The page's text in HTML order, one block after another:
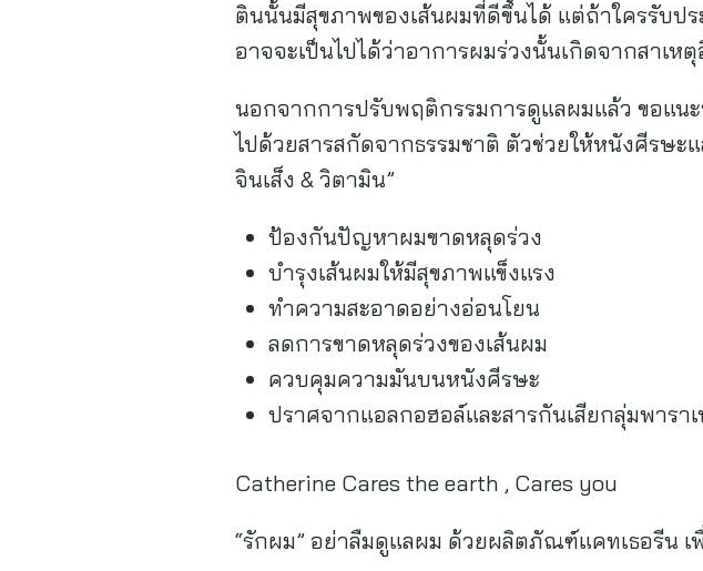
ตินนั้นมีสุขภาพของเส้นผมที่ดีขึ้นได้ แต่ถ้าใครรับป
อาจจะเป็นไปได้ว่าอาการผมร่วงนั้นเกิดจากสาเ
นอกจากการปรับพฤติกรรมการดูแลผมแล้ว ขอแน
ไปด้วยสารสกัดจากธรรมชาติ ตัวช่วยให้หนังศีรษะ
จินเส็ง & วิตามิน”
ป้องกันปัญหาผมขาดหลุดร่วง
บำรุงเส้นผมให้มีสุขภาพแข็งแรง
ทำความสะอาดอย่างอ่อนโยน
ลดการขาดหลุดร่วงของเส้นผม
ควบคุมความมันบนหนังศีรษะ
ปราศจากแอลกอฮอล์และสารกันเสียกลุ่มพารา
Catherine Cares the earth , Cares you
“รักผม” อย่าลืมดูแลผม ด้วยผลิตภัณฑ์แคทเธอรีน เ